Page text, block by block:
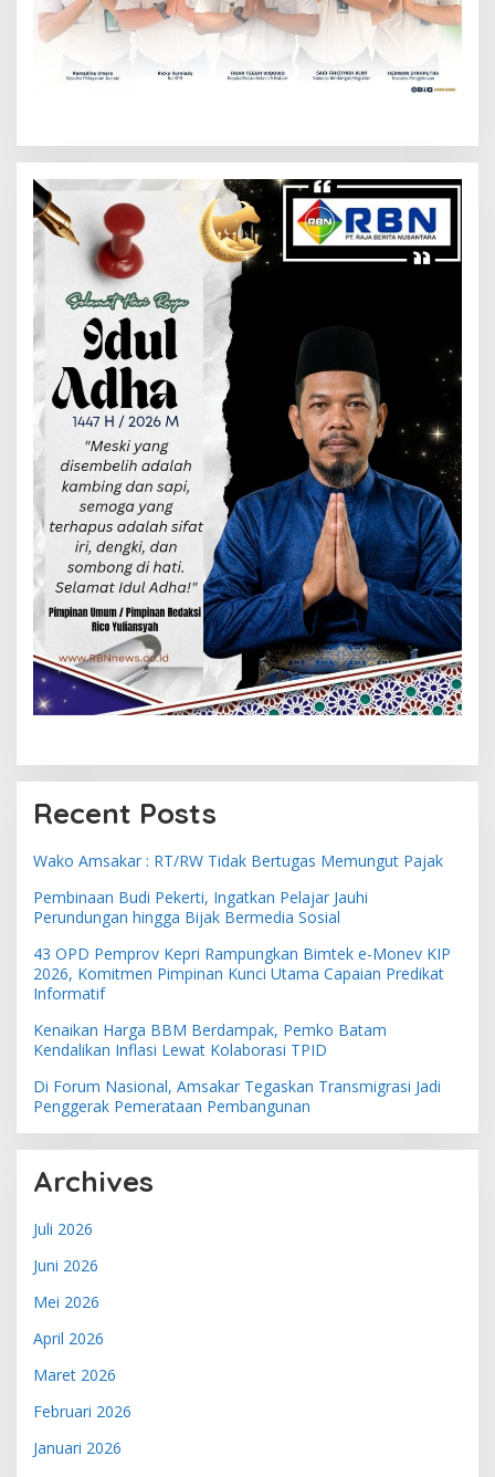
Recent Posts
Wako Amsakar : RT/RW Tidak Bertugas Memungut Pajak
Pembinaan Budi Pekerti, Ingatkan Pelajar Jauhi
Perundungan hingga Bijak Bermedia Sosial
43 OPD Pemprov Kepri Rampungkan Bimtek e-Monev KIP
2026, Komitmen Pimpinan Kunci Utama Capaian Predikat
Informatif
Kenaikan Harga BBM Berdampak, Pemko Batam
Kendalikan Inflasi Lewat Kolaborasi TPID
Di Forum Nasional, Amsakar Tegaskan Transmigrasi Jadi
Penggerak Pemerataan Pembangunan
Archives
Juli 2026
Juni 2026
Mei 2026
April 2026
Maret 2026
Februari 2026
Januari 2026